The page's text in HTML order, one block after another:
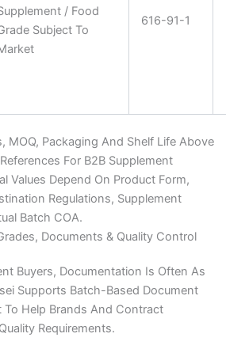
/ Food
Subject To
616-91-1
MOQ, Packaging And Shelf Life Above
For B2B Supplement
Values Depend On Product Form,
Regulations, Supplement
Batch COA.
Documents & Quality Control
Buyers, Documentation Is Often As
Supports Batch-Based Document
To Help Brands And Contract
Requirements.